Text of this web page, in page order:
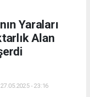
Yaraları
Alan
- 23:16